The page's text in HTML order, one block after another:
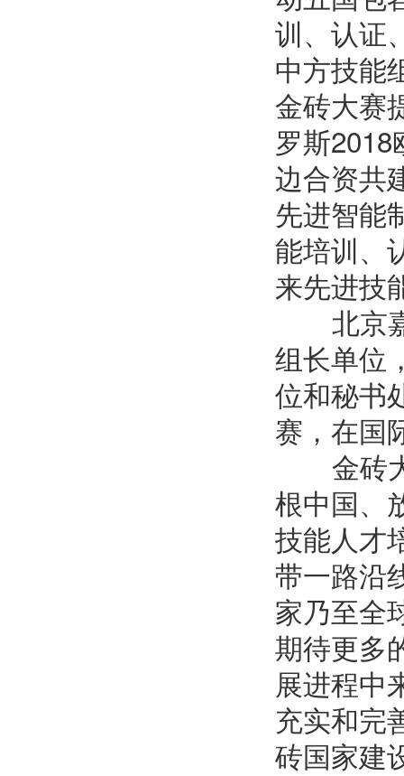
训、认证
中方技能
金砖大赛
罗斯2018
边合资共
先进智能
能培训、
来先进技
北京嘉
组长单位
位和秘书
赛，在国
金砖大
根中国、
技能人才
带一路沿
家乃至全
期待更多
展进程中
充实和完
砖国家建